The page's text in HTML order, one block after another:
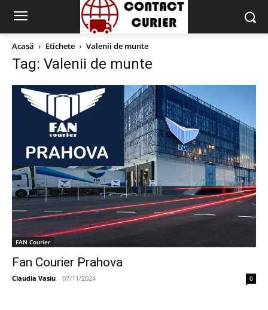
Acasă Etichete Valenii de munte
Tag: Valenii de munte
FAN Courier
Fan Courier Prahova
Claudia Vasiu - 07/11/2024 0